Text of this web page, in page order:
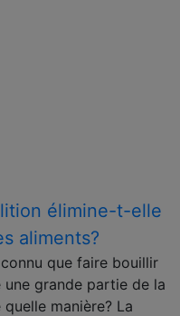
élimine-t-elle
aliments?
que faire bouillir
une grande partie de la
manière? La